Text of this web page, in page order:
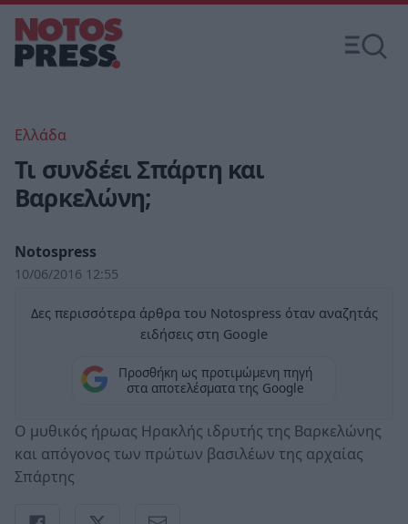
Ελλάδα
Τι συνδέει Σπάρτη και
Βαρκελώνη;
Notospress
10/06/2016 12:55
Δες περισσότερα άρθρα του Notospress όταν αναζητάς
ειδήσεις στη Google
Προσθήκη ως προτιμώμενη πηγή
στα αποτελέσματα της Google
Ο μυθικός ήρωας Ηρακλής ιδρυτής της Βαρκελώνης
και απόγονος των πρώτων βασιλέων της αρχαίας
Σπάρτης